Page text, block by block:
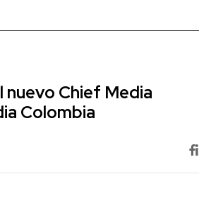
Chief Media
Colombia